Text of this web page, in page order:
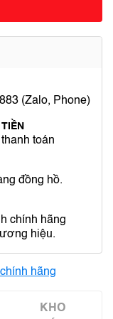
(Zalo, Phone)
toán
đồng hồ.
chính hãng
hiệu.
hãng
KHO